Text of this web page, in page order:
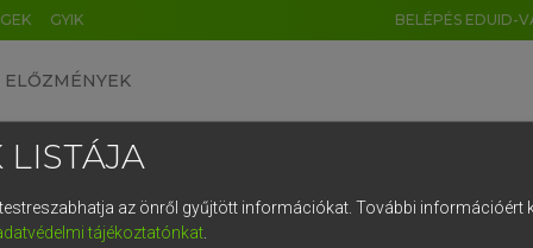
GYIK BELÉPÉS EDUID-
ELŐZMÉNYEK
LISTÁJA
az önről gyűjtött információkat. További információért
tájékoztatónkat.
DE CN FR ES IT NL